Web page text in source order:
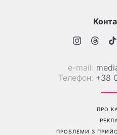
е-mail:
Телефон: +38
ПРО
ПРОБЛЕМИ З